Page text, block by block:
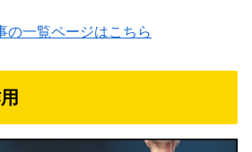
の一覧ページはこちら